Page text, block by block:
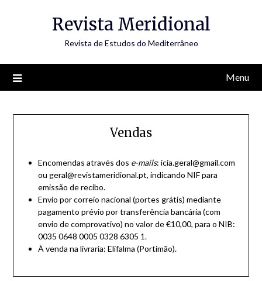
Revista Meridional
Revista de Estudos do Mediterrâneo
Menu
Vendas
Encomendas através dos e-mails: icia.geral@gmail.com
ou geral@revistameridional.pt, indicando NIF para
emissão de recibo.
Envio por correio nacional (portes grátis) mediante
pagamento prévio por transferência bancária (com
envio de comprovativo) no valor de €10,00, para o NIB:
0035 0648 0005 0328 6305 1.
À venda na livraria: Elifalma (Portimão).